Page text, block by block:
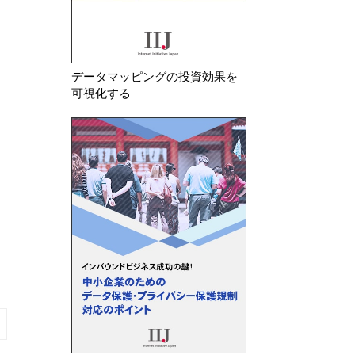
データマッピングの投資効果を
可視化する